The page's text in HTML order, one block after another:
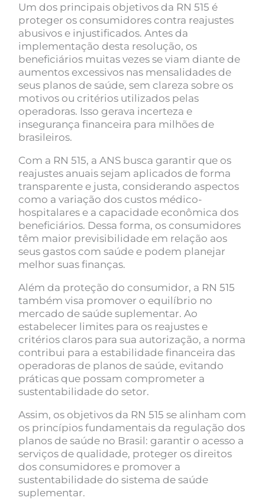
Um dos principais objetivos da RN 515 é
proteger os consumidores contra reajustes
abusivos e injustificados. Antes da
implementação desta resolução, os
beneficiários muitas vezes se viam diante de
aumentos excessivos nas mensalidades de
seus planos de saúde, sem clareza sobre os
motivos ou critérios utilizados pelas
operadoras. Isso gerava incerteza e
insegurança financeira para milhões de
brasileiros.
Com a RN 515, a ANS busca garantir que os
reajustes anuais sejam aplicados de forma
transparente e justa, considerando aspectos
como a variação dos custos médico-
hospitalares e a capacidade econômica dos
beneficiários. Dessa forma, os consumidores
têm maior previsibilidade em relação aos
seus gastos com saúde e podem planejar
melhor suas finanças.
Além da proteção do consumidor, a RN 515
também visa promover o equilíbrio no
mercado de saúde suplementar. Ao
estabelecer limites para os reajustes e
critérios claros para sua autorização, a norma
contribui para a estabilidade financeira das
operadoras de planos de saúde, evitando
práticas que possam comprometer a
sustentabilidade do setor.
Assim, os objetivos da RN 515 se alinham com
os princípios fundamentais da regulação dos
planos de saúde no Brasil: garantir o acesso a
serviços de qualidade, proteger os direitos
dos consumidores e promover a
sustentabilidade do sistema de saúde
suplementar.